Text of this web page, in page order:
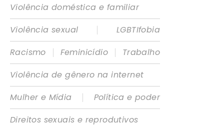
Violência doméstica e familiar
Violência sexual
|
LGBTIfobia
Racismo
| Feminicídio |
Trabalho
Violência de gênero na internet
Mulher e Mídia
|
Política e poder
Direitos sexuais e reprodutivos